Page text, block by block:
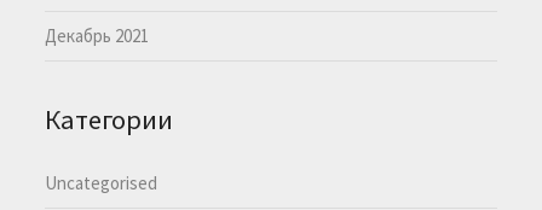
Декабрь 2021
Категории
Uncategorised